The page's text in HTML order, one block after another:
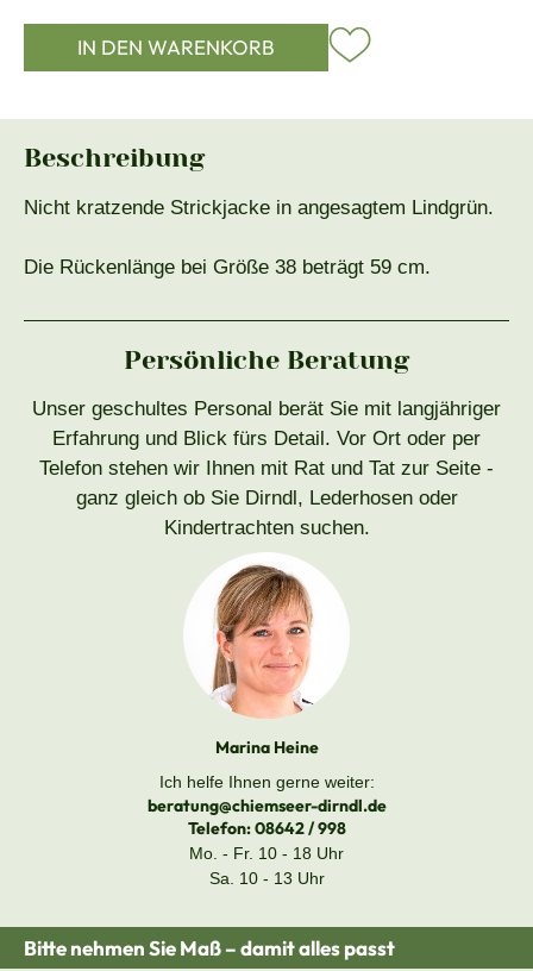
IN DEN WARENKORB
Beschreibung
Nicht kratzende Strickjacke in angesagtem Lindgrün.
Die Rückenlänge bei Größe 38 beträgt 59 cm.
Persönliche Beratung
Unser geschultes Personal berät Sie mit langjähriger
Erfahrung und Blick fürs Detail. Vor Ort oder per
Telefon stehen wir Ihnen mit Rat und Tat zur Seite -
ganz gleich ob Sie Dirndl, Lederhosen oder
Kindertrachten suchen.
Marina Heine
Ich helfe Ihnen gerne weiter:
beratung@chiemseer-dirndl.de
Telefon:08642 / 998
Mo. - Fr. 10 - 18 Uhr
Sa. 10 - 13 Uhr
Bitte nehmen Sie Maß – damit alles passt